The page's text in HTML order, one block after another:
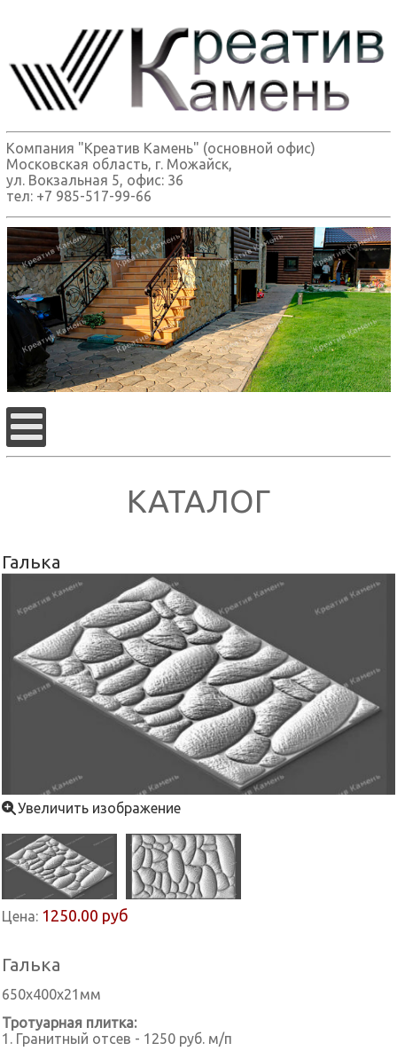
Компания "Креатив Камень" (основной офис)
Московская область, г. Можайск,
ул. Вокзальная 5, офис: 36
тел: +7 985-517-99-66
КАТАЛОГ
Галька
Увеличить изображение
Цена: 1250.00 руб
Галька
650х400х21мм
Тротуарная плитка:
1. Гранитный отсев - 1250 руб. м/п